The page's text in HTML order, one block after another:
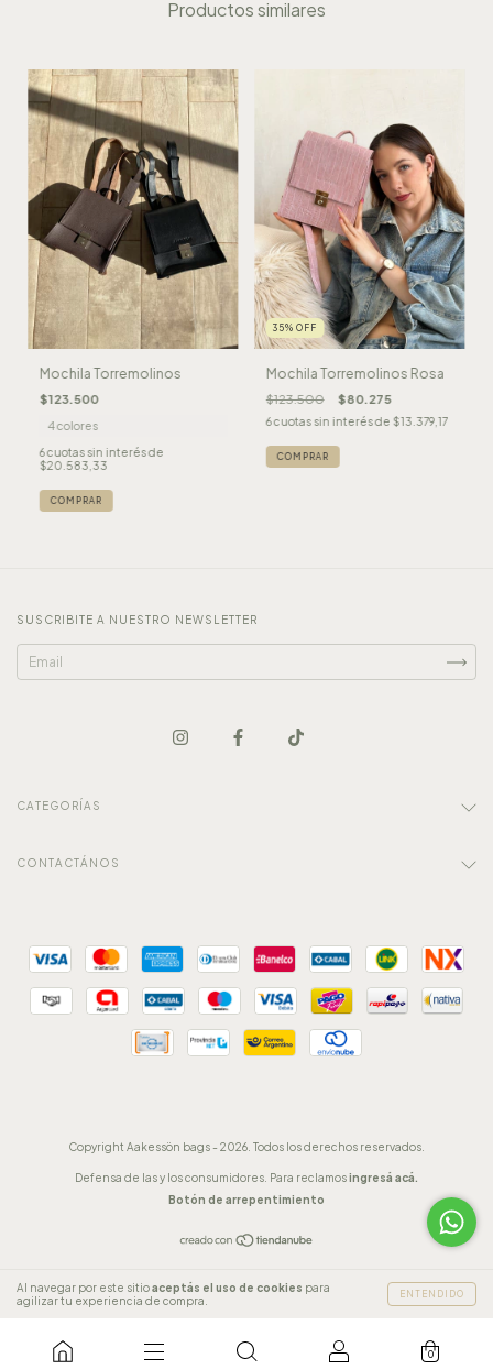
Al navegar por este sitioaceptás el uso de cookies para
agilizar tu experiencia de compra.
ENTENDIDO
0
Productos similares
Mochila Torremolinos
$123.500
4 colores
6cuotas sin interés de
$20.583,33
COMPRAR
35%OFF
Mochila Torremolinos Rosa
$123.500 $80.275
6cuotas sin interés de $13.379,17
SUSCRIBITE A NUESTRO NEWSLETTER
CATEGORÍAS
CONTACTÁNOS
Copyright Aakessön bags - 2026. Todos los derechos reservados.
Defensa de las y los consumidores. Para reclamosingresá acá.
Botón de arrepentimiento